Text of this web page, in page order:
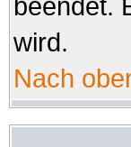
wird.
Nach